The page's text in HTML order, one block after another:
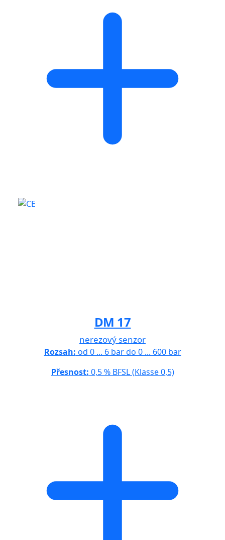
DM 17
nerezový senzor
Rozsah: od 0 ... 6 bar do 0 ... 600 bar
Přesnost: 0,5 % BFSL (Klasse 0,5)